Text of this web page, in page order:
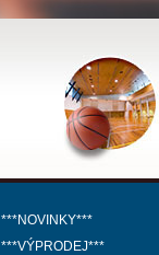
***NOVINKY***
***VÝPRODEJ***